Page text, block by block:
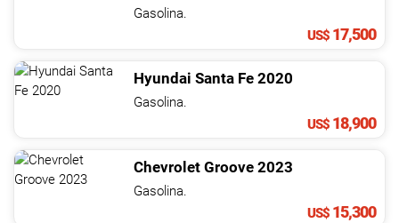
Gasolina.
US$ 17,500
Hyundai Santa Fe 2020
Gasolina.
US$ 18,900
Chevrolet Groove 2023
Gasolina.
US$ 15,300